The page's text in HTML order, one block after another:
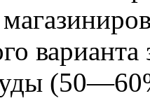
варианта